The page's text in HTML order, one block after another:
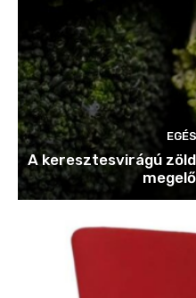
A keresztesvirágú